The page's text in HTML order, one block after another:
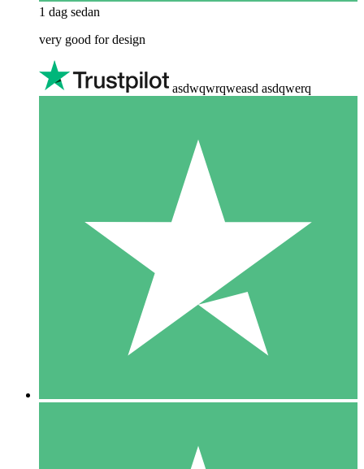
1 dag sedan
very good for design
asdwqwrqweasd asdqwerq